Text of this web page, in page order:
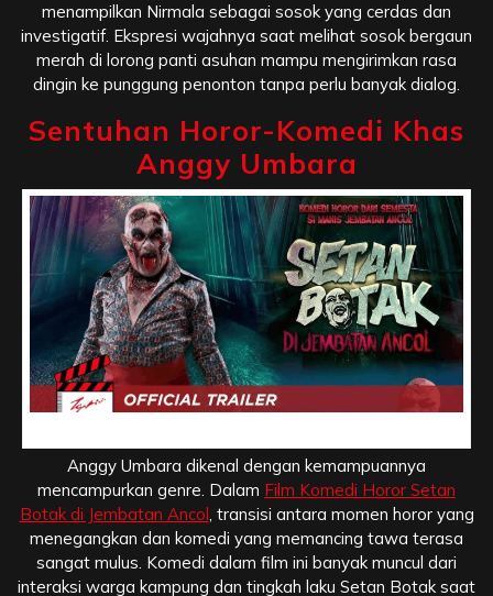
menampilkan Nirmala sebagai sosok yang cerdas dan
investigatif. Ekspresi wajahnya saat melihat sosok bergaun
merah di lorong panti asuhan mampu mengirimkan rasa
dingin ke punggung penonton tanpa perlu banyak dialog.
Sentuhan Horor-Komedi Khas
Anggy Umbara
Anggy Umbara dikenal dengan kemampuannya
mencampurkan genre. Dalam Film Komedi Horor Setan
Botak di Jembatan Ancol , transisi antara momen horor yang
menegangkan dan komedi yang memancing tawa terasa
sangat mulus. Komedi dalam film ini banyak muncul dari
interaksi warga kampung dan tingkah laku Setan Botak saat